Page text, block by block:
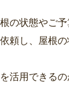
の状態やご
頼し、屋根
活用できる